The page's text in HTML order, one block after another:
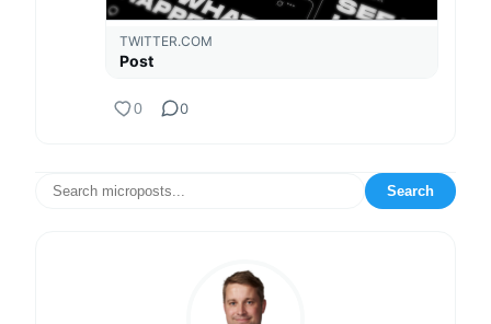
TWITTER.COM
Post
0 0
Search